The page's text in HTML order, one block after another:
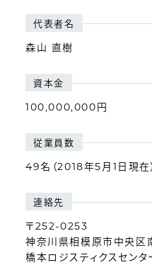
代表者名
森山 直樹
資本金
100,000,000円
従業員数
49名（2018年5月1日現在
連絡先
〒252-0253
神奈川県相模原市中央区
橋本ロジスティクスセンタ